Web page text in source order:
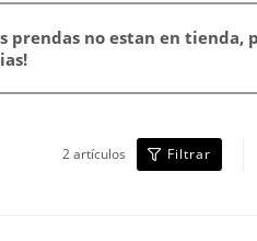
prendas no estan en tienda,
2 artículos